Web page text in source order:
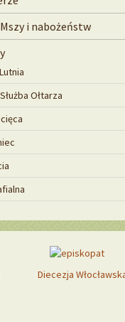
i nabożeństw
Ołtarza